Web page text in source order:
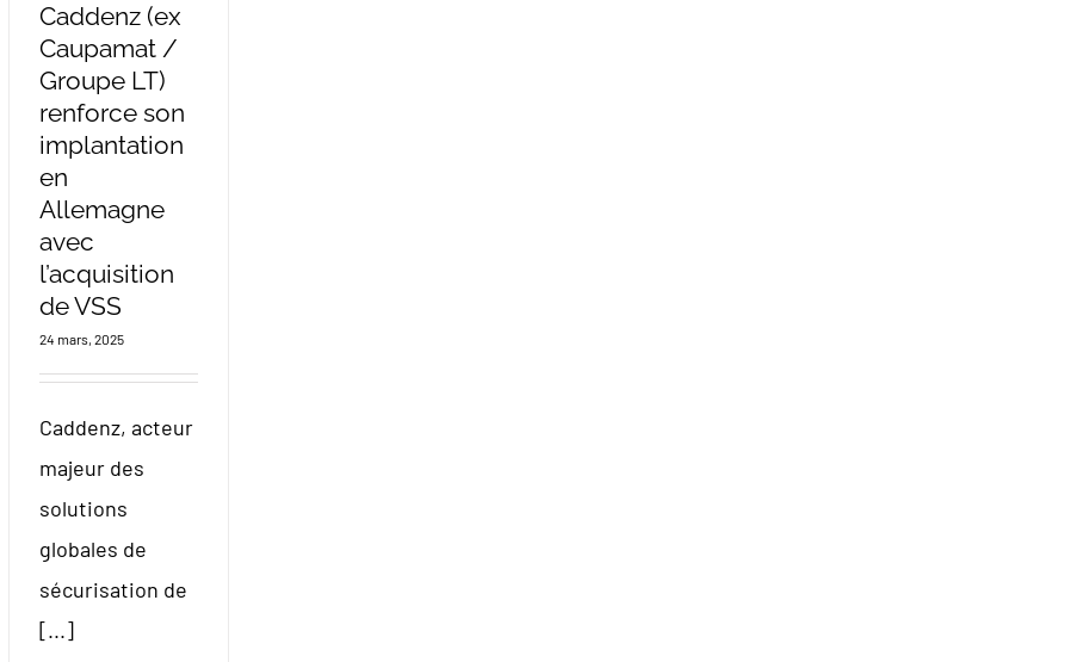
Caddenz (ex
Caupamat /
Groupe LT)
renforce son
implantation
en
Allemagne
avec
l’acquisition
de VSS
24 mars, 2025
Caddenz, acteur
majeur des
solutions
globales de
sécurisation de
[...]